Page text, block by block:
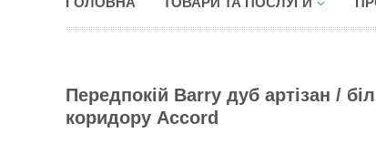
Передпокій Barry дуб артізан /
коридору Accord